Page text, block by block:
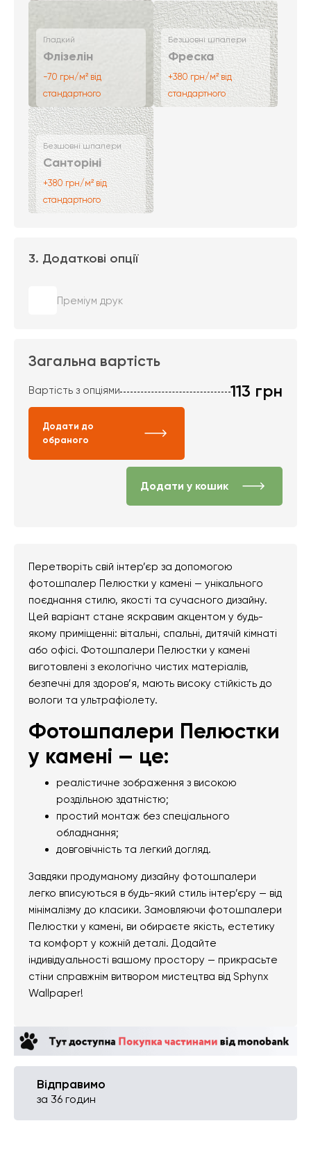
Гладкий
Флізелін
-70 грн/м² від
стандартного
Безшовні шпалери
Фреска
+380 грн/м² від
стандартного
Безшовні шпалери
Санторіні
+380 грн/м² від
стандартного
3. Додаткові опції
Преміум друк
Загальна вартість
Вартість з опціями 113 грн
Додати до
обраного
Додати у кошик
Перетворіть свій інтер’єр за допомогою
фотошпалер Пелюстки у камені — унікального
поєднання стилю, якості та сучасного дизайну.
Цей варіант стане яскравим акцентом у будь-
якому приміщенні: вітальні, спальні, дитячій кімнаті
або офісі. Фотошпалери Пелюстки у камені
виготовлені з екологічно чистих матеріалів,
безпечні для здоров’я, мають високу стійкість до
вологи та ультрафіолету.
Фотошпалери Пелюстки
у камені — це:
реалістичне зображення з високою
роздільною здатністю;
простий монтаж без спеціального
обладнання;
довговічність та легкий догляд.
Завдяки продуманому дизайну фотошпалери
легко вписуються в будь-який стиль інтер’єру — від
мінімалізму до класики. Замовляючи фотошпалери
Пелюстки у камені, ви обираєте якість, естетику
та комфорт у кожній деталі. Додайте
індивідуальності вашому простору — прикрасьте
стіни справжнім витвором мистецтва від Sphynx
Wallpaper!
Відправимо
за 36 годин